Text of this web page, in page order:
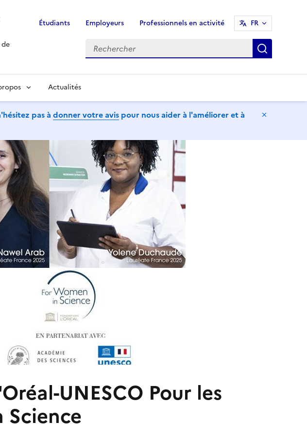
Étudiants Employeurs Professionnels en activité FR
Rechercher
Actualités
pas à donner votre avis pour nous aider à l'améliorer et à
UNESCO Pour les
Science